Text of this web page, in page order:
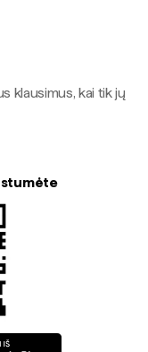
klausimus, kai tik jų